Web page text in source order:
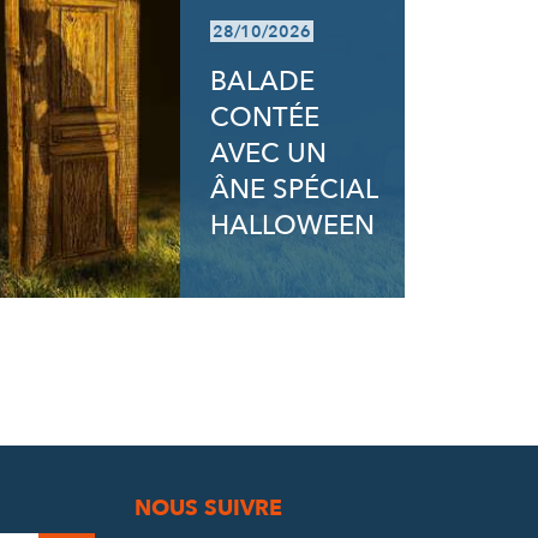
28/10/2026
BALADE
CONTÉE
AVEC UN
ÂNE SPÉCIAL
HALLOWEEN
NOUS SUIVRE